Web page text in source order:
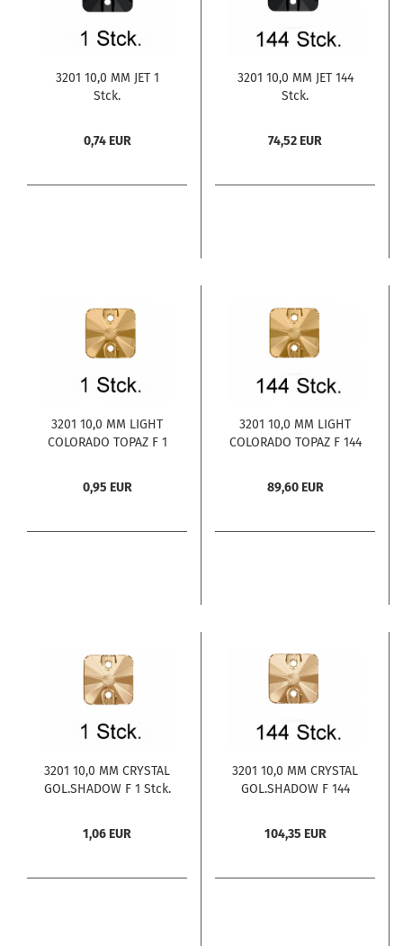
3201 10,0 MM JET 1
Stck.
0,74 EUR
3201 10,0 MM JET 144
Stck.
74,52 EUR
3201 10,0 MM LIGHT
COLORADO TOPAZ F 1
0,95 EUR
3201 10,0 MM LIGHT
COLORADO TOPAZ F 144
89,60 EUR
3201 10,0 MM CRYSTAL
GOL.SHADOW F 1 Stck.
1,06 EUR
3201 10,0 MM CRYSTAL
GOL.SHADOW F 144
104,35 EUR